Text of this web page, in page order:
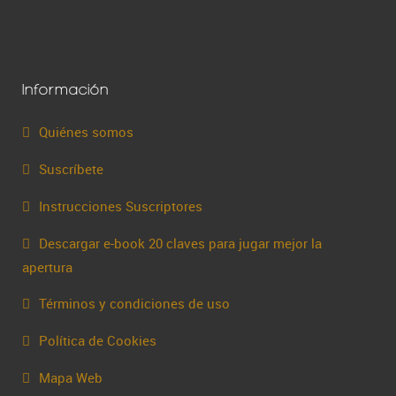
Información
Quiénes somos
Suscríbete
Instrucciones Suscriptores
Descargar e-book 20 claves para jugar mejor la
apertura
Términos y condiciones de uso
Política de Cookies
Mapa Web